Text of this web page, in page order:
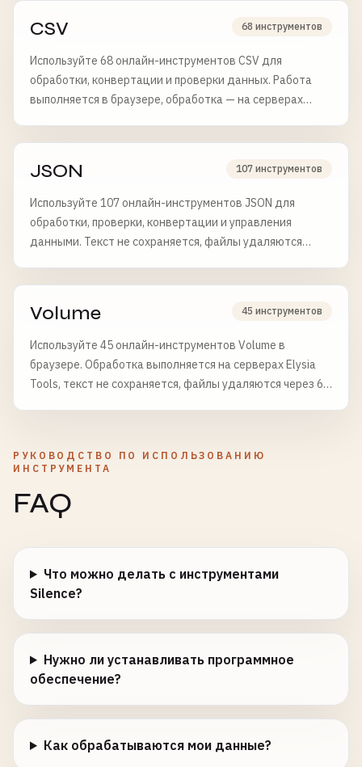
CSV 68 инструментов
Используйте 68 онлайн-инструментов CSV для
обработки, конвертации и проверки данных. Работа
выполняется в браузере, обработка — на серверах
JSON 107 инструментов
Используйте 107 онлайн-инструментов JSON для
обработки, проверки, конвертации и управления
данными. Текст не сохраняется, файлы удаляются
Volume 45 инструментов
Используйте 45 онлайн-инструментов Volume в
браузере. Обработка выполняется на серверах Elysia
Tools, текст не сохраняется, файлы удаляются через 6
РУКОВОДСТВО ПО ИСПОЛЬЗОВАНИЮ
ИНСТРУМЕНТА
FAQ
Что можно делать с инструментами
Silence?
Нужно ли устанавливать программное
обеспечение?
Как обрабатываются мои данные?